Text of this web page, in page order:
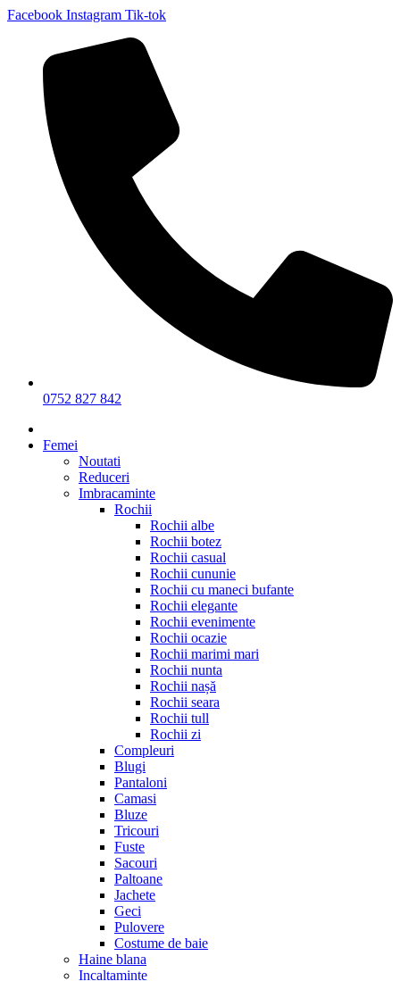
Facebook Instagram Tik-tok
0752 827 842
Femei
Noutati
Reduceri
Imbracaminte
Rochii
Rochii albe
Rochii botez
Rochii casual
Rochii cununie
Rochii cu maneci bufante
Rochii elegante
Rochii evenimente
Rochii ocazie
Rochii marimi mari
Rochii nunta
Rochii nașă
Rochii seara
Rochii tull
Rochii zi
Compleuri
Blugi
Pantaloni
Camasi
Bluze
Tricouri
Fuste
Sacouri
Paltoane
Jachete
Geci
Pulovere
Costume de baie
Haine blana
Incaltaminte